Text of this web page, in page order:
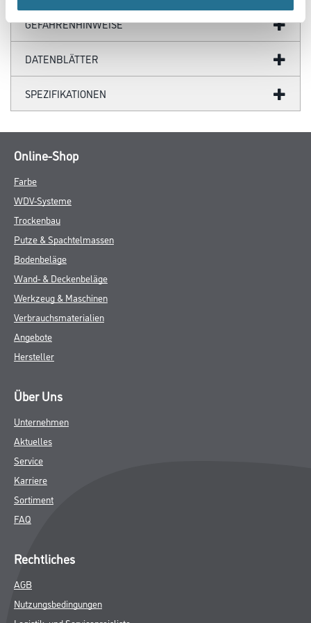
GEFAHRENHINWEISE
DATENBLÄTTER
SPEZIFIKATIONEN
Online-Shop
Farbe
WDV-Systeme
Trockenbau
Putze & Spachtelmassen
Bodenbeläge
Wand- & Deckenbeläge
Werkzeug & Maschinen
Verbrauchsmaterialien
Angebote
Hersteller
Über Uns
Unternehmen
Aktuelles
Service
Karriere
Sortiment
FAQ
Rechtliches
AGB
Nutzungsbedingungen